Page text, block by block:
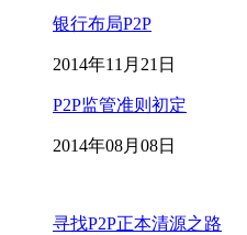
银行布局P2P
2014年11月21日
P2P监管准则初定
2014年08月08日
寻找P2P正本清源之路